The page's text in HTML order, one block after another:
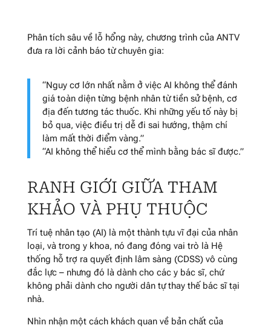
Phân tích sâu về lỗ hổng này, chương trình của ANTV
đưa ra lời cảnh báo từ chuyên gia:
“Nguy cơ lớn nhất nằm ở việc AI không thể đánh
giá toàn diện từng bệnh nhân từ tiền sử bệnh, cơ
địa đến tương tác thuốc. Khi những yếu tố này bị
bỏ qua, việc điều trị dễ đi sai hướng, thậm chí
làm mất thời điểm vàng.”
“AI không thể hiểu cơ thể mình bằng bác sĩ được.”
RANH GIỚI GIỮA THAM
KHẢO VÀ PHỤ THUỘC
Trí tuệ nhân tạo (AI) là một thành tựu vĩ đại của nhân
loại, và trong y khoa, nó đang đóng vai trò là Hệ
thống hỗ trợ ra quyết định lâm sàng (CDSS) vô cùng
đắc lực – nhưng đó là dành cho các y bác sĩ, chứ
không phải dành cho người dân tự thay thế bác sĩ tại
nhà.
Nhìn nhận một cách khách quan về bản chất của